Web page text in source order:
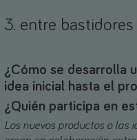
3. entre
¿Cómo se desarrolla
idea inicial hasta el
¿Quién participa en
Los nuevos productos o las